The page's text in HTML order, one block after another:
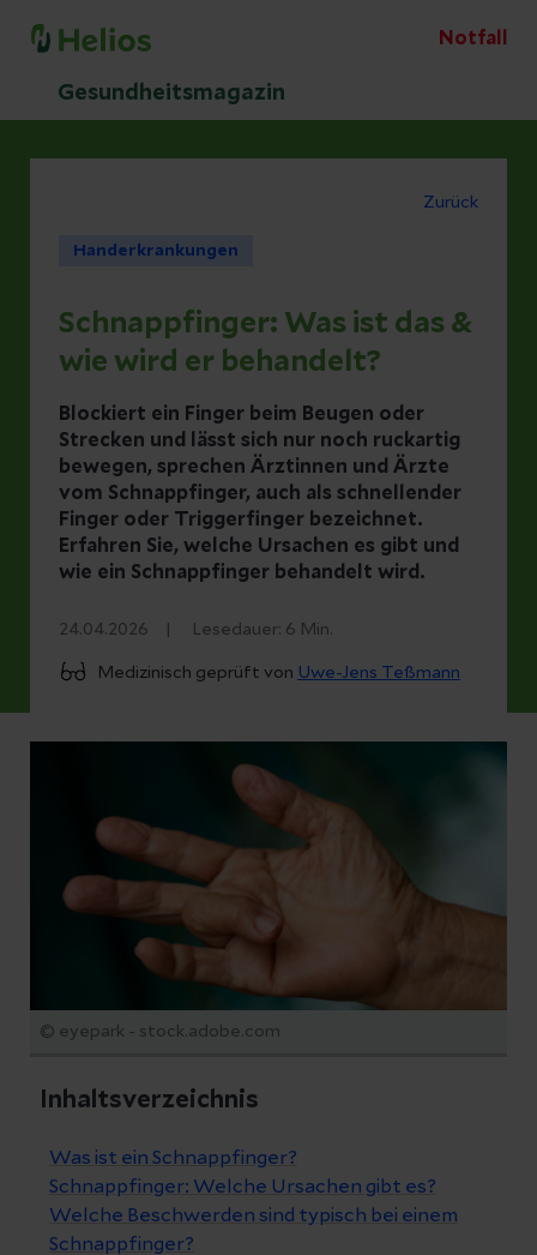
Notfall
Gesundheitsmagazin
Zurück
Handerkrankungen
Schnappfinger: Was ist das &
wie wird er behandelt?
Blockiert ein Finger beim Beugen oder
Strecken und lässt sich nur noch ruckartig
bewegen, sprechen Ärztinnen und Ärzte
vom Schnappfinger, auch als schnellender
Finger oder Triggerfinger bezeichnet.
Erfahren Sie, welche Ursachen es gibt und
wie ein Schnappfinger behandelt wird.
24.04.2026 Lesedauer: 6 Min.
Medizinisch geprüft von Uwe-Jens Teßmann
© eyepark - stock.adobe.com
Inhaltsverzeichnis
Was ist ein Schnappfinger?
Schnappfinger: Welche Ursachen gibt es?
Welche Beschwerden sind typisch bei einem
Schnappfinger?